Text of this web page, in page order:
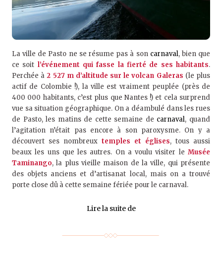
La ville de Pasto ne se résume pas à son carnaval, bien que
ce soit l’événement qui fasse la fierté de ses habitants.
Perchée à2 527 m d’altitude sur le volcan Galeras (le plus
actif de Colombie !), la ville est vraiment peuplée (près de
400 000 habitants, c’est plus que Nantes !) et cela surprend
vue sa situation géographique. On a déambulé dans les rues
de Pasto, les matins de cette semaine de carnaval, quand
l’agitation n’était pas encore à son paroxysme. On y a
découvert ses nombreux temples et églises, tous aussi
beaux les uns que les autres. On a voulu visiter le Musée
Taminango, la plus vieille maison de la ville, qui présente
des objets anciens et d’artisanat local, mais on a trouvé
porte close dû à cette semaine fériée pour le carnaval.
Lire la suite de